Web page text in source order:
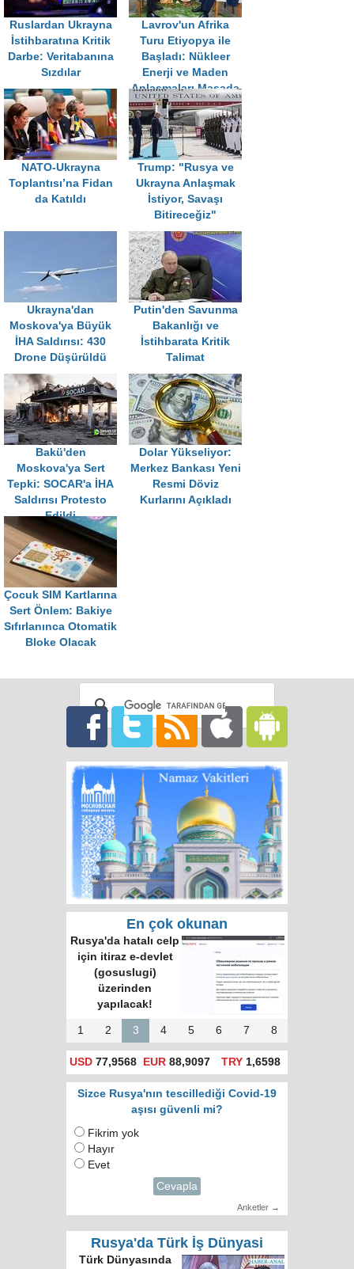
Ruslardan Ukrayna
İstihbaratına Kritik
Darbe: Veritabanına
Sızdılar
Lavrov'un Afrika
Turu Etiyopya ile
Başladı: Nükleer
Enerji ve Maden
Anlaşmaları Masada
NATO-Ukrayna
Toplantısı’na Fidan
da Katıldı
Trump: "Rusya ve
Ukrayna Anlaşmak
İstiyor, Savaşı
Bitireceğiz"
Ukrayna'dan
Moskova'ya Büyük
İHA Saldırısı: 430
Drone Düşürüldü
Putin'den Savunma
Bakanlığı ve
İstihbarata Kritik
Talimat
Bakü'den
Moskova'ya Sert
Tepki: SOCAR'a İHA
Saldırısı Protesto
Edildi
Dolar Yükseliyor:
Merkez Bankası Yeni
Resmi Döviz
Kurlarını Açıkladı
Çocuk SIM Kartlarına
Sert Önlem: Bakiye
Sıfırlanınca Otomatik
Bloke Olacak
En çok okunan
Rusya'da hatalı celp
için itiraz e-devlet
(gosuslugi)
üzerinden
yapılacak!
1 2 3 4 5 6 7 8
USD 77,9568 EUR 88,9097 TRY1,6598
Sizce Rusya'nın tescillediği Covid-19
aşısı güvenli mi?
Fikrim yok
Hayır
Evet
Cevapla
Anketler →
Rusya'da Türk İş Dünyasi
Türk Dünyasında